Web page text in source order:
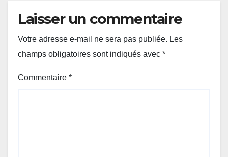
Laisser un commentaire
Votre adresse e-mail ne sera pas publiée. Les
champs obligatoires sont indiqués avec *
Commentaire *